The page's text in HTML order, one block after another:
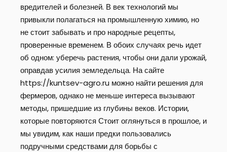
вредителей и болезней. В век технологий мы
привыкли полагаться на промышленную химию, но
не стоит забывать и про народные рецепты,
проверенные временем. В обоих случаях речь идет
об одном: уберечь растения, чтобы они дали урожай,
оправдав усилия земледельца. На сайте
https://kuntsev-agro.ru можно найти решения для
фермеров, однако не меньше интереса вызывают
методы, пришедшие из глубины веков. Истории,
которые повторяются Стоит оглянуться в прошлое, и
мы увидим, как наши предки пользовались
подручными средствами для борьбы с